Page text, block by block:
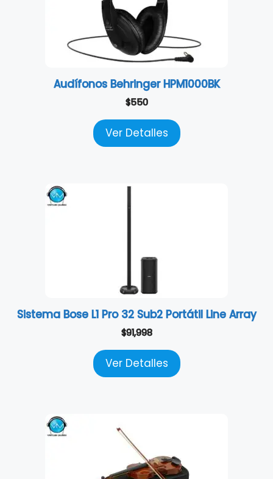
Audífonos Behringer HPM1000BK
$550
Ver Detalles
Sistema Bose L1 Pro 32 Sub2 Portátil Line Array
$91,998
Ver Detalles